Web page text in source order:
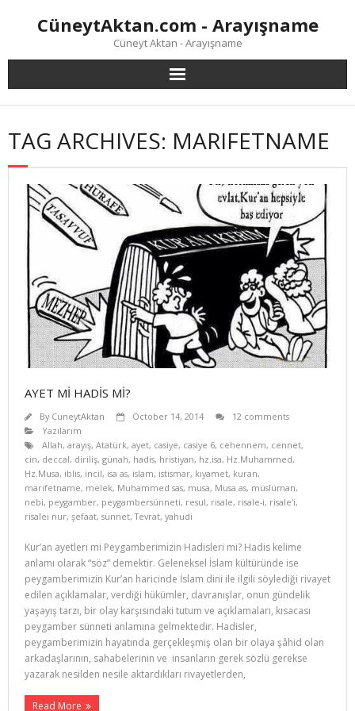
CüneytAktan.com - Arayışname
Cüneyt Aktan - Arayışname
TAG ARCHIVES: MARIFETNAME
AYET Mİ HADİS Mİ?
By CuneytAktan October 14, 2014
12 comments
Yazılarım
Allah, arayış, Atatürk, ayet, casiye, casiye 6, cehennem, cennet,
cin, deccal, diriliş, günah, hadis, hristiyan, hz.isa, Hz.Muhammed,
Hz.Musa, iblis, incil, isa as, islam, istismar, kıyamet, kuran,
marifetname, melek, Muhammed sas, musa, Musa as, müslüman,
nebi, peygamber, peygambersünneti, resul, risale, risale-i, risale'i,
risalei nur, şefaat, sünnet,Tevrat, yahudi
Kur’an ayetleri mi Peygamberimizin Hadisleri mi? Hadis kelime
anlamı olarak “söz” demektir. Geleneksel İslam kültüründe ise
peygamberimizin Kur’an haricinde İslam dini ile ilgili söylediği rivayet
edilen açıklamalar, verdiği hükümler, davranışlar, onun gündelik
yaşayış tarzı, bir olay karşısındaki tutum ve açıklamaları, kısacası
peygamber sünneti anlamına gelmektedir. Hadisler,
peygamberimizin hayatında gerçekleşmiş olan bir olaya şâhid olan
arkadaşlarının, sahabelerinin ve insanların gerek sözlü gerekse
yazarak nesilden nesile aktardıkları rivayetlerden,
Read More